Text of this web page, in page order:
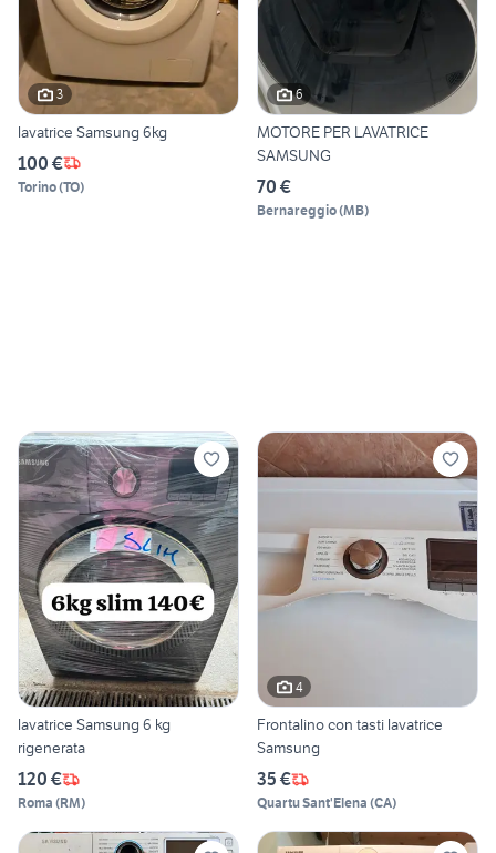
3
lavatrice Samsung 6kg
100 €
Torino(TO)
6
MOTORE PER LAVATRICE
SAMSUNG
70 €
Bernareggio(MB)
lavatrice Samsung 6 kg
rigenerata
120 €
Roma (RM)
4
Frontalino con tasti lavatrice
Samsung
35 €
Quartu Sant'Elena (CA)